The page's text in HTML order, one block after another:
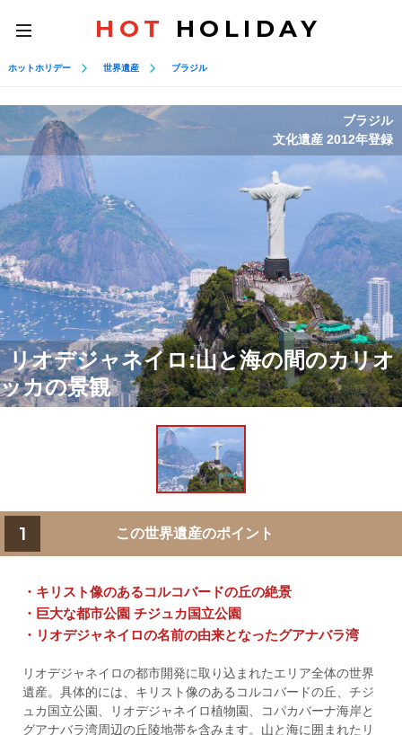
toggle
navigation
HOT HOLIDAY
ホットホリデー 世界遺産 ブラジル
リオデジャネイロ:山と海の間のカリオ
ッカの景観
ブラジル
文化遺産 2012年登録
1 この世界遺産のポイント
・キリスト像のあるコルコバードの丘の絶景
・巨大な都市公園 チジュカ国立公園
・リオデジャネイロの名前の由来となったグアナバラ湾
リオデジャネイロの都市開発に取り込まれたエリア全体の世界
遺産。具体的には、キリスト像のあるコルコバードの丘、チジ
ュカ国立公園、リオデジャネイロ植物園、コパカバーナ海岸と
グアナバラ湾周辺の丘陵地帯を含みます。山と海に囲まれたリ